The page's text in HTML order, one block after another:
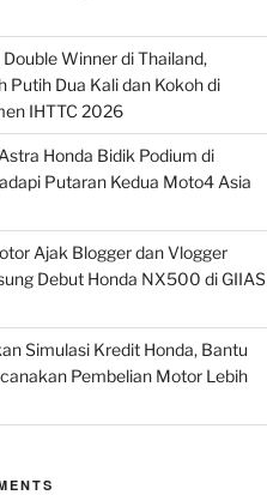
Winner di Thailand,
Putih Dua Kali dan Kokoh di
IHTTC 2026
Honda Bidik Podium di
Putaran Kedua Moto4 Asia
Ajak Blogger dan Vlogger
Debut Honda NX500 di GIIAS
Simulasi Kredit Honda, Bantu
Pembelian Motor Lebih